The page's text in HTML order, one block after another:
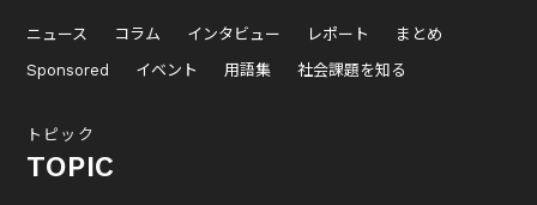
ニュース コラム インタビュー レポート
まとめ
Sponsored
イベント 用語集 社会課題を知る
トピック
TOPIC